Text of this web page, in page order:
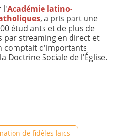
l'Académie latino-
, a pris part une
étudiants et de plus de
par streaming en direct et
comptait d'importants
Doctrine Sociale de l'Église.
de fidèles laïcs